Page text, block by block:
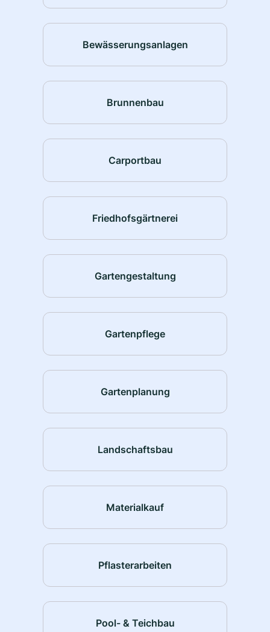
Bewässerungsanlagen
Brunnenbau
Carportbau
Friedhofsgärtnerei
Gartengestaltung
Gartenpflege
Gartenplanung
Landschaftsbau
Materialkauf
Pflasterarbeiten
Pool- & Teichbau